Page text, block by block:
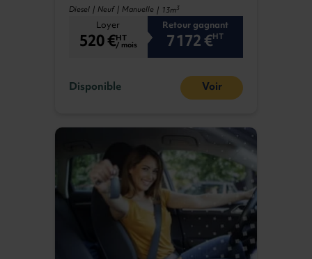
Diesel | Neuf | Manuelle | 13m3
Loyer
520 €HT
/ mois
Retour gagnant
7 172 €HT
Disponible Voir